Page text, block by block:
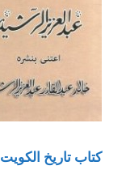
كتاب تاريخ الكويت